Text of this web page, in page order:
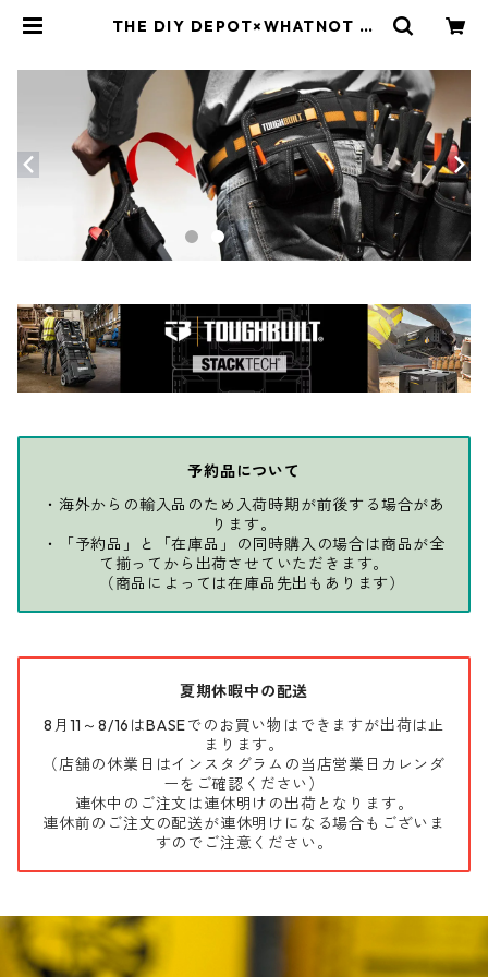
THE DIY DEPOT×WHATNOT ヘ
予約品について
・海外からの輸入品のため入荷時期が前後する場合があ
ります。
・「予約品」と「在庫品」の同時購入の場合は商品が全
て揃ってから出荷させていただきます。
（商品によっては在庫品先出もあります）
夏期休暇中の配送
8月11～8/16はBASEでのお買い物はできますが出荷は止
まります。
（店舗の休業日はインスタグラムの当店営業日カレンダ
ーをご確認ください）
連休中のご注文は連休明けの出荷となります。
連休前のご注文の配送が連休明けになる場合もございま
すのでご注意ください。